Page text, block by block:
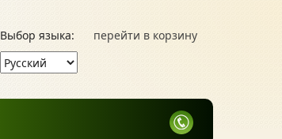
перейти в корзину
Выбор языка: